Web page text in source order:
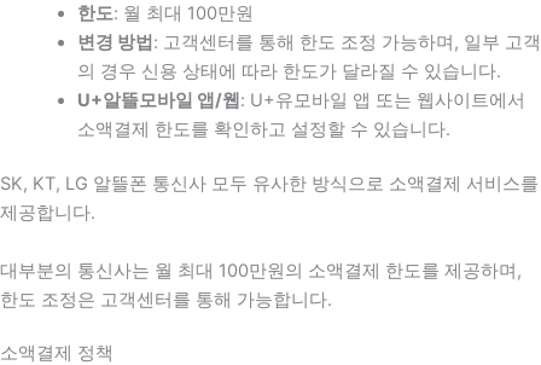
한도: 월 최대 100만원
변경 방법 : 고객센터를 통해 한도 조정 가능하며, 일부 고객
의 경우 신용 상태에 따라 한도가 달라질 수 있습니다.
U+알뜰모바일 앱/웹 : U+유모바일 앱 또는 웹사이트에서
소액결제 한도를 확인하고 설정할 수 있습니다.
SK, KT, LG 알뜰폰 통신사 모두 유사한 방식으로 소액결제 서비스를
제공합니다.
대부분의 통신사는 월 최대 100만원의 소액결제 한도를 제공하며,
한도 조정은 고객센터를 통해 가능합니다.
소액결제 정책